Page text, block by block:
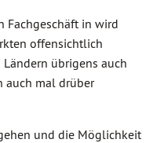
Fachgeschäft in wird
offensichtlich
übrigens auch
auch mal drüber
und die Möglichkeit